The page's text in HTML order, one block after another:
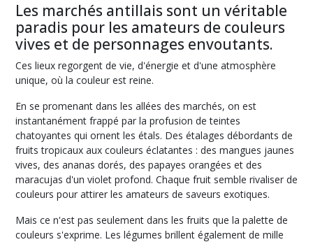
Les marchés antillais sont un véritable
paradis pour les amateurs de couleurs
vives et de personnages envoutants.
Ces lieux regorgent de vie, d'énergie et d'une atmosphère
unique, où la couleur est reine.
En se promenant dans les allées des marchés, on est
instantanément frappé par la profusion de teintes
chatoyantes qui ornent les étals. Des étalages débordants de
fruits tropicaux aux couleurs éclatantes : des mangues jaunes
vives, des ananas dorés, des papayes orangées et des
maracujas d'un violet profond. Chaque fruit semble rivaliser de
couleurs pour attirer les amateurs de saveurs exotiques.
Mais ce n'est pas seulement dans les fruits que la palette de
couleurs s'exprime. Les légumes brillent également de mille
(21)
Antilles
Pecheurs
Antilles
Personnages
(50)
Antilles
Paysages